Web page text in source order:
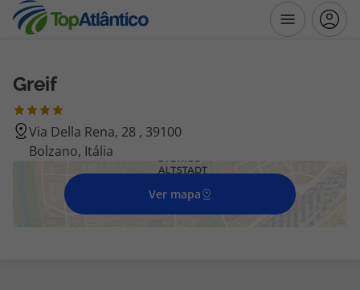
Destinos
Voos
Voos + Hotel
Greif
Via Della Rena, 28 , 39100
Bolzano, Itália
Ver mapa